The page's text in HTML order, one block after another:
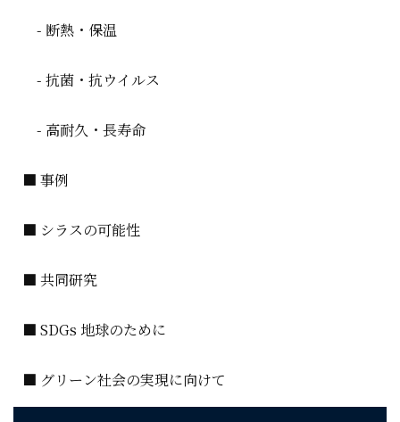
- 断熱・保温
- 抗菌・抗ウイルス
- 高耐久・長寿命
■ 事例
■ シラスの可能性
■ 共同研究
■ SDGs 地球のために
■ グリーン社会の実現に向けて